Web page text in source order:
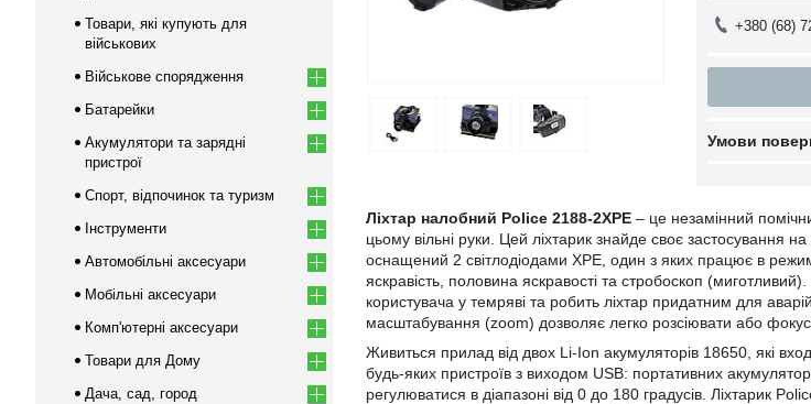
+380 (68)
Ліхтар налобний Police 2188-2XPE – це незамінний
цьому вільні руки. Цей ліхтарик знайде своє застосування
оснащений 2 світлодіодами XPE, один з яких працює в
яскравість, половина яскравості та стробоскоп
користувача у темряві та робить ліхтар придатним для
масштабування (zoom) дозволяє легко розсіювати або
Живиться прилад від двох Li-Ion акумуляторів 18650, які
будь-яких пристроїв з виходом USB: портативних
регулюватися в діапазоні від 0 до 180 градусів. Ліхтарик
Товари, які купують для
військових
Військове спорядження
Батарейки
Акумулятори та зарядні
пристрої
Спорт, відпочинок та туризм
Інструменти
Автомобільні аксесуари
Мобільні аксесуари
Комп'ютерні аксесуари
Товари для Дому
Дача, сад, город